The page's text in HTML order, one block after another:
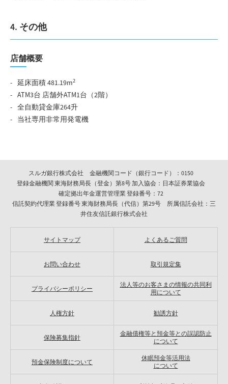
4. その他
店舗概要
延床面積 481.19m2
ATM3台 店舗外ATM1台（2階）
全自動貸金庫264升
当社専用非常用発電機
スルガ銀行株式会社 金融機関コード（銀行コード）：0150
登録金融機関 東海財務局長（登金）第8号 加入協会：日本証券業協会
確定拠出年金運営管理業 登録番号：72
信託契約代理業 登録番号 東海財務局長（代信）第29号 所属信託会社：三
井住友信託銀行株式会社
サイトマップ よくあるご質問
お問い合わせ 取引規定集
プライバシーポリシー
法人等のお客さまの情報の共同利
用について
人権方針 勧誘方針
保険募集指針
金融債権等と預金等との誤認防止
について
預金保険制度について
休眠預金等活用法
について